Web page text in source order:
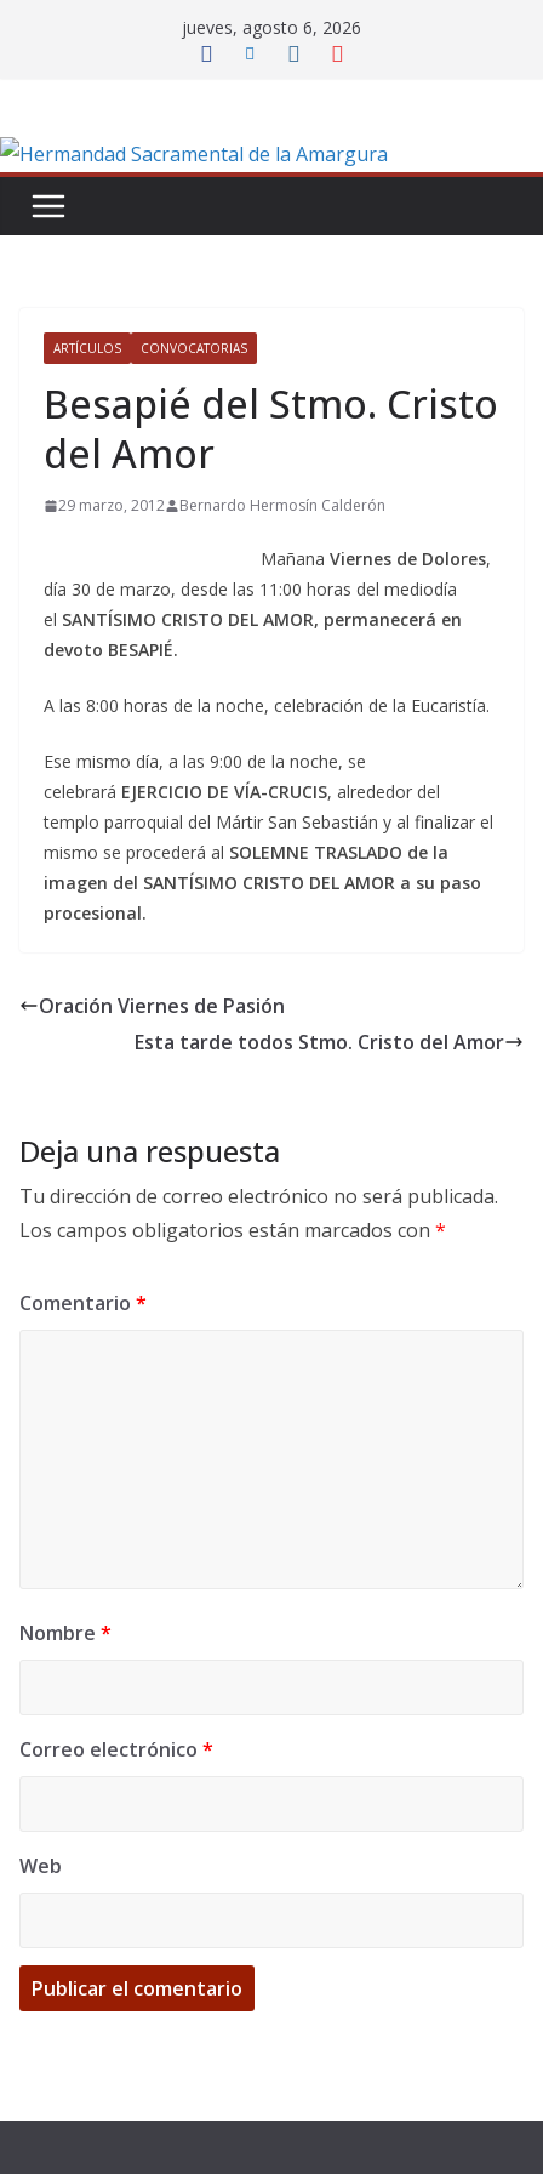
jueves, agosto 6, 2026
ARTÍCULOS CONVOCATORIAS
Besapié del Stmo. Cristo
del Amor
29 marzo, 2012 Bernardo Hermosín Calderón
Mañana Viernes de Dolores,
día 30 de marzo, desde las 11:00 horas del mediodía
el SANTÍSIMO CRISTO DEL AMOR, permanecerá en
devoto BESAPIÉ.
A las 8:00 horas de la noche, celebración de la Eucaristía.
Ese mismo día, a las 9:00 de la noche, se
celebrará EJERCICIO DE VÍA-CRUCIS, alrededor del
templo parroquial del Mártir San Sebastián y al finalizar el
mismo se procederá al SOLEMNE TRASLADO de la
imagen del SANTÍSIMO CRISTO DEL AMOR a su paso
procesional.
Oración Viernes de Pasión
Esta tarde todos Stmo. Cristo del Amor
Deja una respuesta
Tu dirección de correo electrónico no será publicada.
Los campos obligatorios están marcados con *
Comentario *
Nombre *
Correo electrónico *
Web